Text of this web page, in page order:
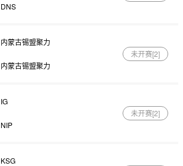
DNS
内蒙古锡盟聚力
内蒙古锡盟聚力
未开赛[2]
IG
NIP
未开赛[2]
KSG